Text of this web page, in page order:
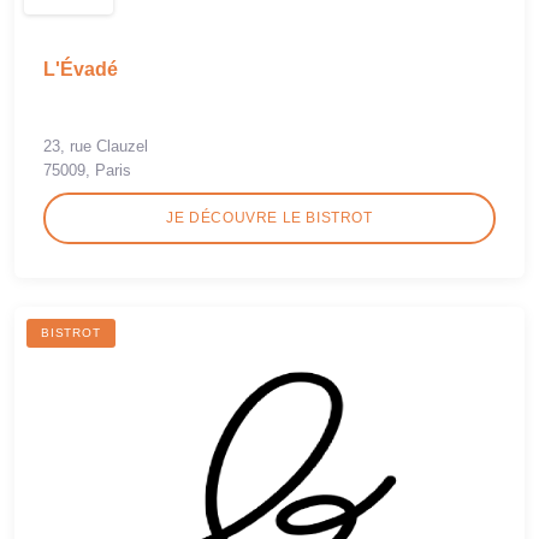
L'Évadé
23, rue Clauzel
75009, Paris
JE DÉCOUVRE LE BISTROT
BISTROT